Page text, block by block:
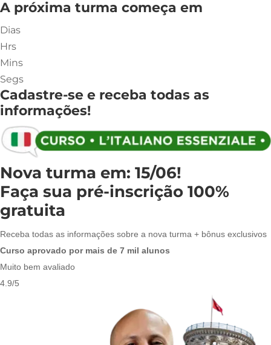
A próxima turma começa em
Dias
Hrs
Mins
Segs
Cadastre-se e receba todas as
informações!
Nova turma em: 15/06!
Faça sua pré-inscrição 100%
gratuita
Receba todas as informações sobre a nova turma + bônus exclusivos
Curso aprovado por mais de 7 mil alunos
Muito bem avaliado
4.9/5